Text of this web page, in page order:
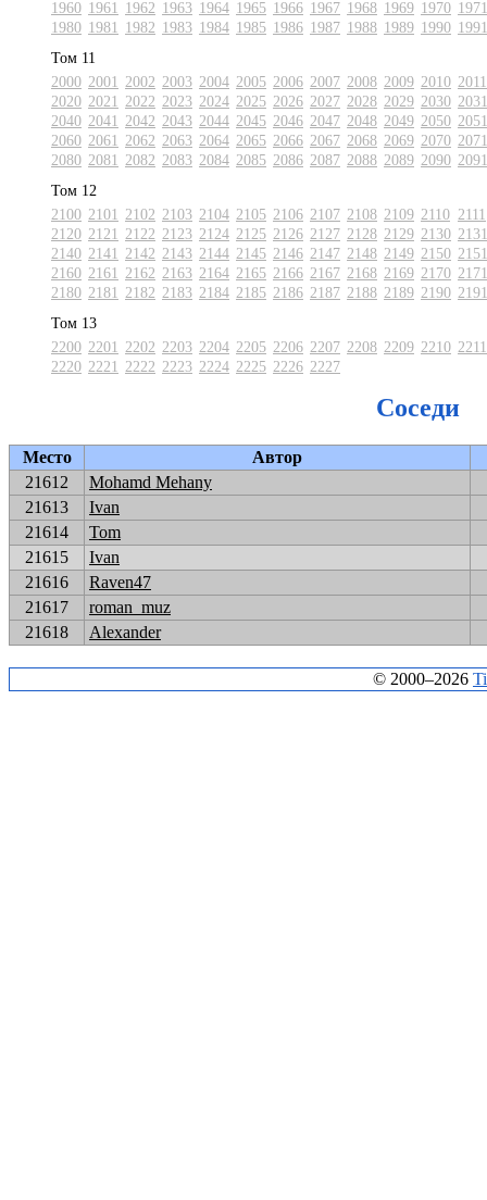
1960 1961 1962 1963 1964 1965 1966 1967 1968 1969 1970 1971
1980 1981 1982 1983 1984 1985 1986 1987 1988 1989 1990 1991
Том 11
2000 2001 2002 2003 2004 2005 2006 2007 2008 2009 2010 2011
2020 2021 2022 2023 2024 2025 2026 2027 2028 2029 2030 2031
2040 2041 2042 2043 2044 2045 2046 2047 2048 2049 2050 2051
2060 2061 2062 2063 2064 2065 2066 2067 2068 2069 2070 2071
2080 2081 2082 2083 2084 2085 2086 2087 2088 2089 2090 2091
Том 12
2100 2101 2102 2103 2104 2105 2106 2107 2108 2109 2110 2111
2120 2121 2122 2123 2124 2125 2126 2127 2128 2129 2130 2131
2140 2141 2142 2143 2144 2145 2146 2147 2148 2149 2150 2151
2160 2161 2162 2163 2164 2165 2166 2167 2168 2169 2170 2171
2180 2181 2182 2183 2184 2185 2186 2187 2188 2189 2190 2191
Том 13
2200 2201 2202 2203 2204 2205 2206 2207 2208 2209 2210 2211
2220 2221 2222 2223 2224 2225 2226 2227
Соседи
Место
Автор
21612
Mohamd Mehany
21613
Ivan
21614
Tom
21615
Ivan
21616
Raven47
21617
roman_muz
21618
Alexander
© 2000–2026